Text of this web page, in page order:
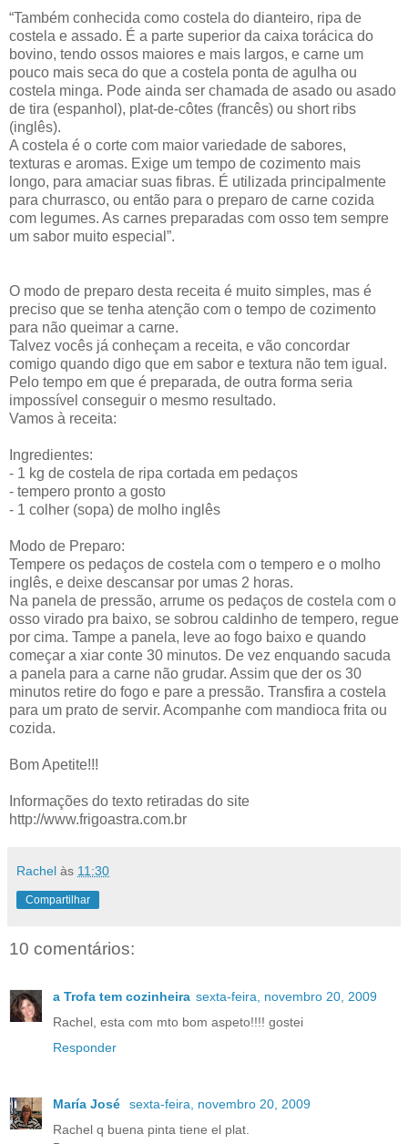
“Também conhecida como costela do dianteiro, ripa de
costela e assado. É a parte superior da caixa torácica do
bovino, tendo ossos maiores e mais largos, e carne um
pouco mais seca do que a costela ponta de agulha ou
costela minga. Pode ainda ser chamada de asado ou asado
de tira (espanhol), plat-de-côtes (francês) ou short ribs
(inglês).
A costela é o corte com maior variedade de sabores,
texturas e aromas. Exige um tempo de cozimento mais
longo, para amaciar suas fibras. É utilizada principalmente
para churrasco, ou então para o preparo de carne cozida
com legumes. As carnes preparadas com osso tem sempre
um sabor muito especial”.
O modo de preparo desta receita é muito simples, mas é
preciso que se tenha atenção com o tempo de cozimento
para não queimar a carne.
Talvez vocês já conheçam a receita, e vão concordar
comigo quando digo que em sabor e textura não tem igual.
Pelo tempo em que é preparada, de outra forma seria
impossível conseguir o mesmo resultado.
Vamos à receita:
Ingredientes:
- 1 kg de costela de ripa cortada em pedaços
- tempero pronto a gosto
- 1 colher (sopa) de molho inglês
Modo de Preparo:
Tempere os pedaços de costela com o tempero e o molho
inglês, e deixe descansar por umas 2 horas.
Na panela de pressão, arrume os pedaços de costela com o
osso virado pra baixo, se sobrou caldinho de tempero, regue
por cima. Tampe a panela, leve ao fogo baixo e quando
começar a xiar conte 30 minutos. De vez enquando sacuda
a panela para a carne não grudar. Assim que der os 30
minutos retire do fogo e pare a pressão. Transfira a costela
para um prato de servir. Acompanhe com mandioca frita ou
cozida.
Bom Apetite!!!
Informações do texto retiradas do site
http://www.frigoastra.com.br
Rachel às 11:30
Compartilhar
10 comentários:
a Trofa tem cozinheira sexta-feira, novembro 20, 2009
Rachel, esta com mto bom aspeto!!!! gostei
Responder
María José
sexta-feira, novembro 20, 2009
Rachel q buena pinta tiene el plat.